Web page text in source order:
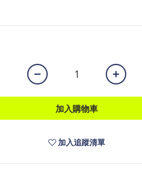
加入購物車
加入追蹤清單